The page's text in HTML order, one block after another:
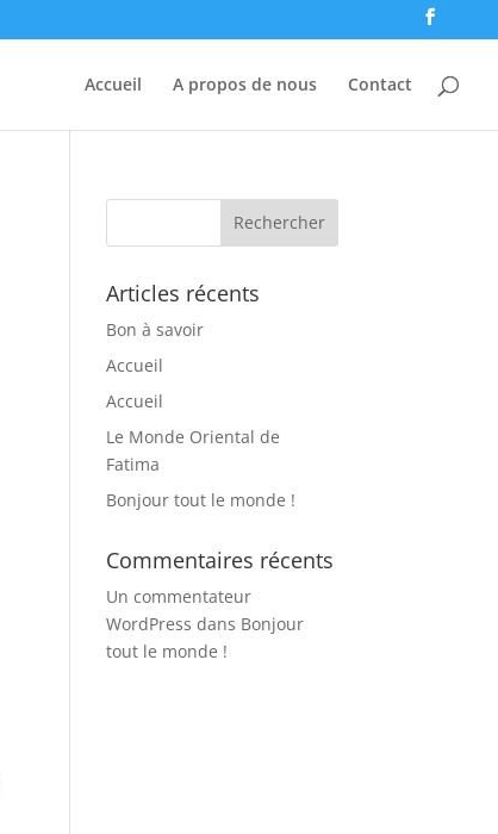
Accueil A propos de nous Contact
Articles récents
Bon à savoir
Accueil
Accueil
Le Monde Oriental de
Fatima
Bonjour tout le monde !
Commentaires récents
Un commentateur
WordPress dans Bonjour
tout le monde !